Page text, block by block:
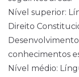
Nível superior:
Direito
conhecimentos
Nível médio: